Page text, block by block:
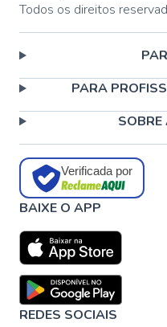
Todos os direitos
PARA
SOBRE
Verificada por
BAIXE O APP
REDES SOCIAIS